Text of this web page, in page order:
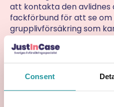
Consent
att kontakta den
fackförbund för att se om
grupplivförsäkring som
Det är också viktigt att
familjemedlemmar eller
kännedom om
hitta försäkringar efter